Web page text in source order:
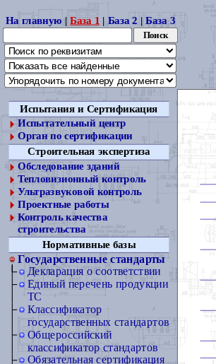
На главную |База 1 | База 2 |База 3
Испытания и Сертификация
Испытательный центр
Орган по сертификации
Строительная экспертиза
Обследование зданий
Тепловизионный контроль
Ультразвуковой контроль
Проектные работы
Контроль качества
строительства
Нормативные базы
Государственные стандарты
Декларация о соответствии
Единый перечень продукции
ТС
Классификатор
государственных стандартов
Общероссийский
классификатор стандартов
Обязательная сертификация